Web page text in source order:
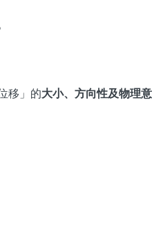
移」的大小、方向性及物理